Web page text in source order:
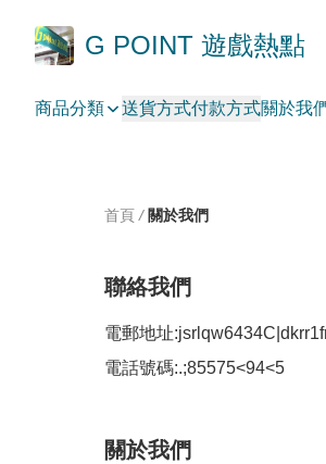
G POINT 遊戲熱點
商品分類 送貨方式付款方式關於我
首頁 / 關於我們
聯絡我們
電郵地址:
電話號碼:.;85575<94<5
關於我們